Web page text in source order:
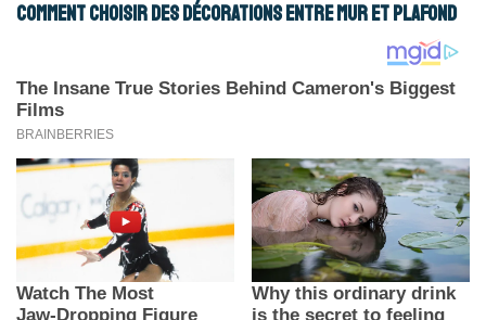
Comment choisir des décorations entre mur et plafond